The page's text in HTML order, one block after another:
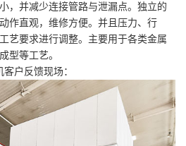
，并减少连接管路与泄漏点。独立的
作直观，维修方便。并且压力、行
艺要求进行调整。主要用于各类金属
型等工艺。
户反馈现场：